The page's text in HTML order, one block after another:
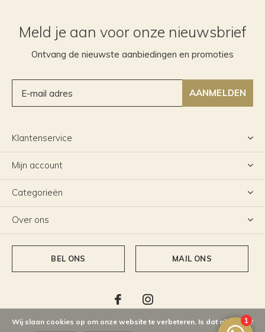
Meld je aan voor onze nieuwsbrief
Ontvang de nieuwste aanbiedingen en promoties
AANMELDEN
Klantenservice
Mijn account
Categorieën
Over ons
BEL ONS MAIL ONS
Wij slaan cookies op om onze website te verbeteren. Is dat akkoord?